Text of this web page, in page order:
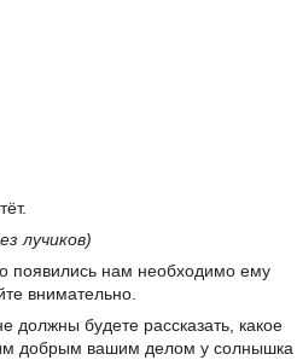
лучиков)
появились нам необходимо ему
внимательно.
должны будете рассказать, какое
добрым вашим делом у солнышка